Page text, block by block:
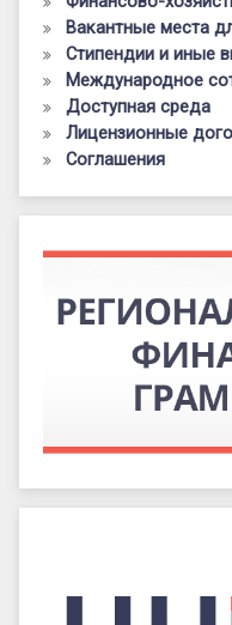
Вакантные места
Стипендии и иные
Международное
Доступная среда
Лицензионные
Соглашения